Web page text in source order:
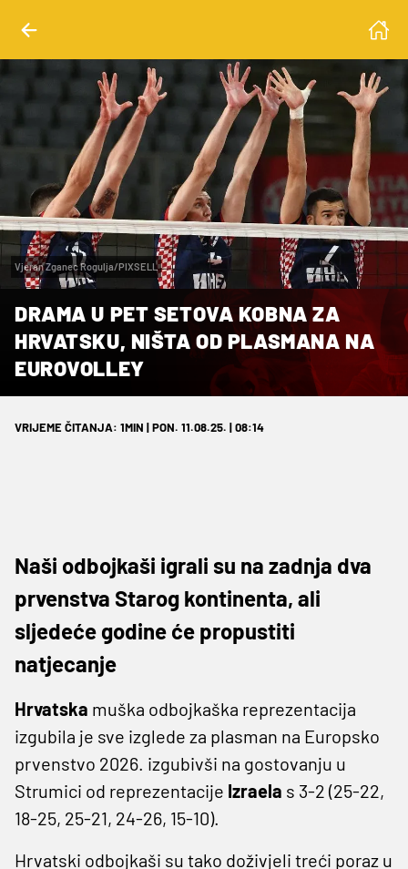
Vjeran Zganec Rogulja/PIXSELL
DRAMA U PET SETOVA KOBNA ZA
HRVATSKU, NIŠTA OD PLASMANA NA
EUROVOLLEY
VRIJEME ČITANJA: 1MIN | PON. 11.08.25. | 08:14
Naši odbojkaši igrali su na zadnja dva
prvenstva Starog kontinenta, ali
sljedeće godine će propustiti
natjecanje
Hrvatska muška odbojkaška reprezentacija
izgubila je sve izglede za plasman na Europsko
prvenstvo 2026. izgubivši na gostovanju u
Strumici od reprezentacije Izraela s 3-2 (25-22,
18-25, 25-21, 24-26, 15-10).
Hrvatski odbojkaši su tako doživjeli treći poraz u